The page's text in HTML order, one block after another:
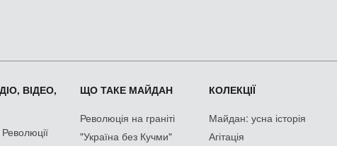
ВІДЕО,
ЩО ТАКЕ МАЙДАН
Революція на граніті
"Україна без Кучми"
КОЛЕКЦІЇ
Майдан: усна історія
Агітація